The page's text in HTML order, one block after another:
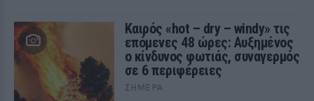
Καιρός «hot – dry – windy» τις
επόμενες 48 ώρες: Αυξημένος
ο κίνδυνος φωτιάς, συναγερμός
σε 6 περιφέρειες
ΣΉΜΕΡΑ